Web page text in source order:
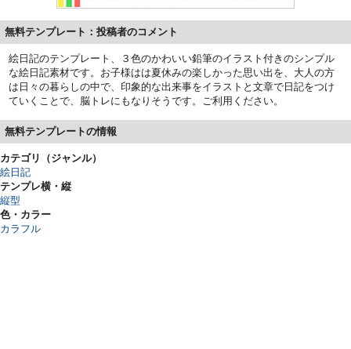
無料テンプレート：投稿者のコメント
絵日記のテンプレート、３色のかわいい鉛筆のイラスト付きのシンプル
な絵日記素材です。お子様はは夏休みの楽しかった思い出を、大人の方
は日々の暮らしの中で、印象的な出来事をイラストと文章で日記をつけ
ていくことで、脳トレにもなりそうです。ご利用ください。
無料テンプレートの情報
カテゴリ（ジャンル）
絵日記
テンプレ横・縦
縦型
色・カラー
カラフル